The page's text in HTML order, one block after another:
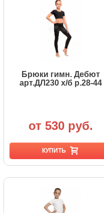
Брюки гимн. Дебют
арт.ДЛ230 х/б р.28-44
от 530 руб.
КУПИТЬ